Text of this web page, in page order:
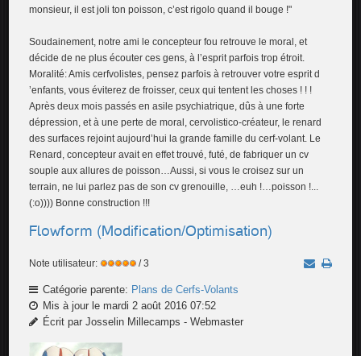
monsieur, il est joli ton poisson, c’est rigolo quand il bouge !"
Soudainement, notre ami le concepteur fou retrouve le moral, et
décide de ne plus écouter ces gens, à l’esprit parfois trop étroit.
Moralité: Amis cerfvolistes, pensez parfois à retrouver votre esprit d
’enfants, vous éviterez de froisser, ceux qui tentent les choses ! ! !
Après deux mois passés en asile psychiatrique, dûs à une forte
dépression, et à une perte de moral, cervolistico-créateur, le renard
des surfaces rejoint aujourd’hui la grande famille du cerf-volant. Le
Renard, concepteur avait en effet trouvé, futé, de fabriquer un cv
souple aux allures de poisson…Aussi, si vous le croisez sur un
terrain, ne lui parlez pas de son cv grenouille, …euh !…poisson !...
(:o)))) Bonne construction !!!
Flowform (Modification/Optimisation)
Note utilisateur: / 3
Catégorie parente: Plans de Cerfs-Volants
Mis à jour le mardi 2 août 2016 07:52
Écrit par Josselin Millecamps - Webmaster